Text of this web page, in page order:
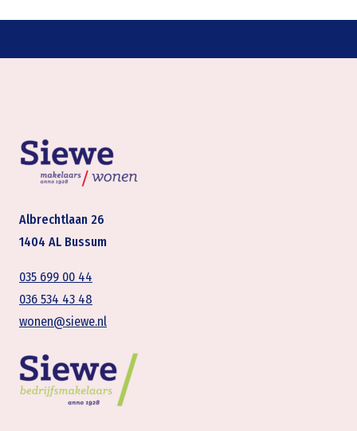
Albrechtlaan 26
1404 AL Bussum
035 699 00 44
036 534 43 48
wonen@siewe.nl